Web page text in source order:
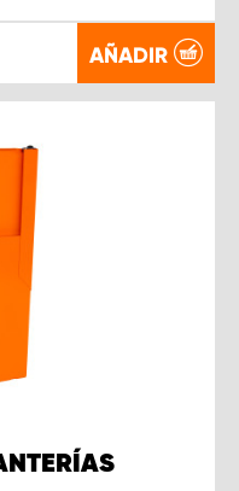
AÑADIR